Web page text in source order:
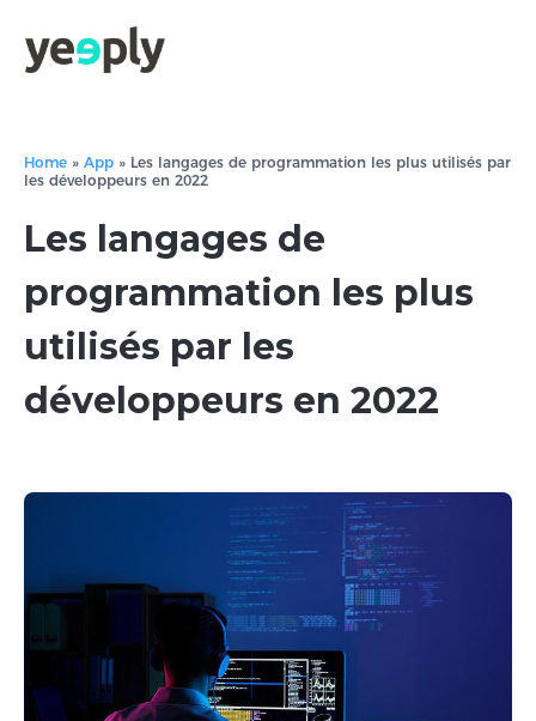
Home » App » Les langages de programmation les plus utilisés par
les développeurs en 2022
Les langages de
programmation les plus
utilisés par les
développeurs en 2022